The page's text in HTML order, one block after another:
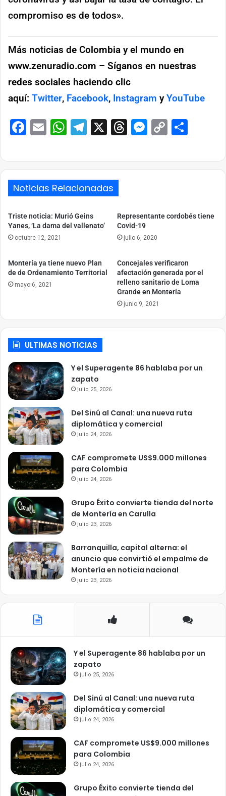
compromiso es de todos».
Más noticias de Colombia y el mundo en
www.zenuradio.com – Síganos en nuestras
redes sociales haciendo clic
aquí: Twitter, Facebook, Instagram yYouTube
Facebook
EmailWhatsApp
Telegram
X ThreadsCopy
Noticias Relacionadas
Triste noticia: Murió Geins
Yanes, ‘La dama del vallenato’
octubre 12, 2021
Representante cordobés tiene
Covid-19
julio 6, 2020
Montería ya tiene nuevo Plan
de de Ordenamiento Territorial
mayo 6, 2021
Concejales verificaron
afectación generada por el
relleno sanitario de Loma
Grande en Montería
junio 9, 2021
ULTIMAS NOTICIAS
Y el Superagente 86 hablaba por un
zapato
julio 25, 2026
Del Sinú al Canal: una nueva ruta
diplomática y comercial
julio 24, 2026
CAF compromete US$9.000 millones
para Colombia
julio 24, 2026
Grupo Éxito convierte tienda del norte
de Montería en Carulla
julio 23, 2026
Barranquilla, capital alterna: el
anuncio que convirtió el empalme de
Montería en noticia nacional
julio 23, 2026
Y el Superagente 86 hablaba por un
zapato
julio 25, 2026
Del Sinú al Canal: una nueva ruta
diplomática y comercial
julio 24, 2026
CAF compromete US$9.000 millones
para Colombia
julio 24, 2026
Grupo Éxito convierte tienda del